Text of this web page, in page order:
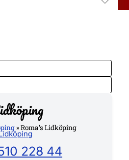
»Roma’s Lidköping
228 44